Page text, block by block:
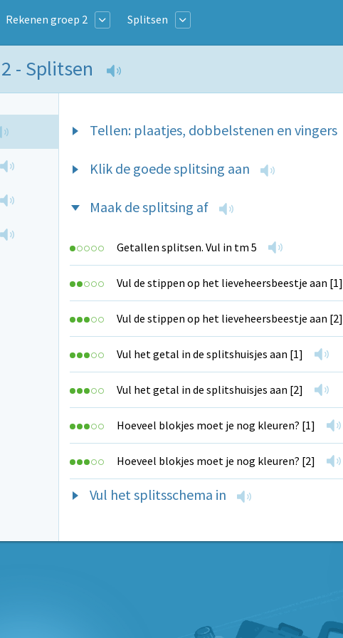
Rekenen groep 2 Splitsen
- Splitsen
Tellen: plaatjes, dobbelstenen en vingers
Klik de goede splitsing aan
Maak de splitsing af
Getallen splitsen. Vul in tm 5
Vul de stippen op het lieveheersbeestje aan [1]
Vul de stippen op het lieveheersbeestje aan [2]
Vul het getal in de splitshuisjes aan [1]
Vul het getal in de splitshuisjes aan [2]
Hoeveel blokjes moet je nog kleuren? [1]
Hoeveel blokjes moet je nog kleuren? [2]
Vul het splitsschema in